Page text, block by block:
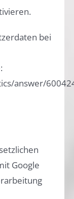
bei
answer/
Google